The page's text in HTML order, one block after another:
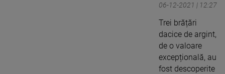
06-12-2021 | 12:27
Trei brățări
dacice de argint,
de o valoare
excepțională, au
fost descoperite